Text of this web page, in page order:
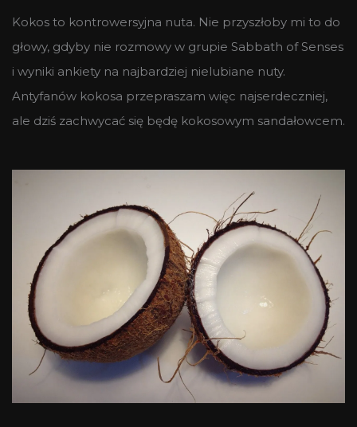
Kokos to kontrowersyjna nuta. Nie przyszłoby mi to do
głowy, gdyby nie rozmowy w grupie Sabbath of Senses
i wyniki ankiety na najbardziej nielubiane nuty.
Antyfanów kokosa przepraszam więc najserdeczniej,
ale dziś zachwycać się będę kokosowym sandałowcem.